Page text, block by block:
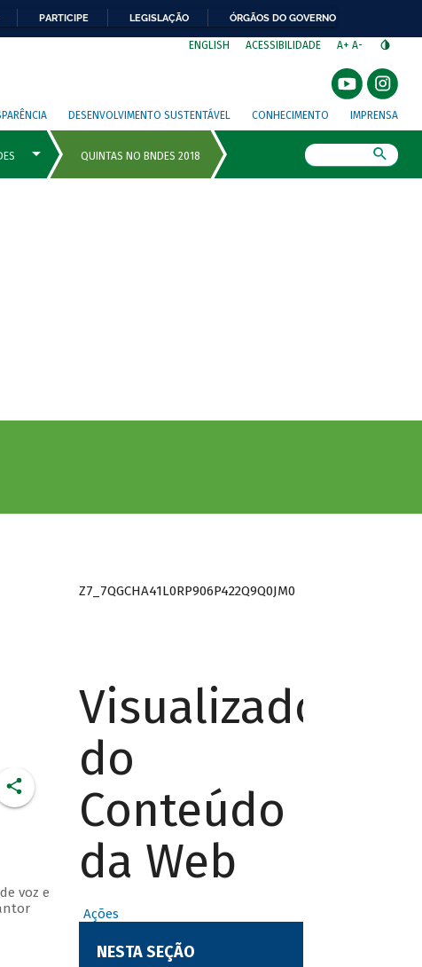
PARTICIPE LEGISLAÇÃO ÓRGÃOS DO GOVERNO
ENGLISH ACESSIBILIDADE A+ A-
DESENVOLVIMENTO SUSTENTÁVEL CONHECIMENTO IMPRENSA
voz e
Z7_7QGCHA41L0RP906P422Q9Q0JM0
Visualizador
do
Conteúdo
da Web
Ações
NESTA SEÇÃO